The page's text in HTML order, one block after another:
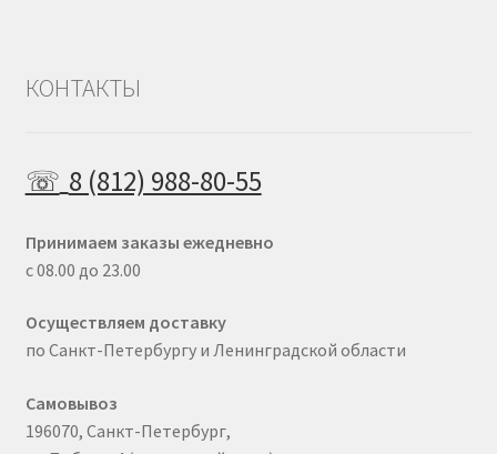
КОНТАКТЫ
☏ 8 (812) 988-80-55
Принимаем заказы ежедневно
с 08.00 до 23.00
Осуществляем доставку
по Санкт-Петербургу и Ленинградской области
Самовывоз
196070, Санкт-Петербург,